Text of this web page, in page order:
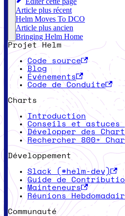
Article plus récent
Helm Moves To DCO
Article plus ancien
Bringing Helm Home
Projet Helm
Code source
Blog
Événements
Code de Conduite
Charts
Introduction
Conseils et astuces
Développer des
Rechercher 800+
Développement
Slack (#helm-dev)
Guide de
Mainteneurs
Réunions
Communauté